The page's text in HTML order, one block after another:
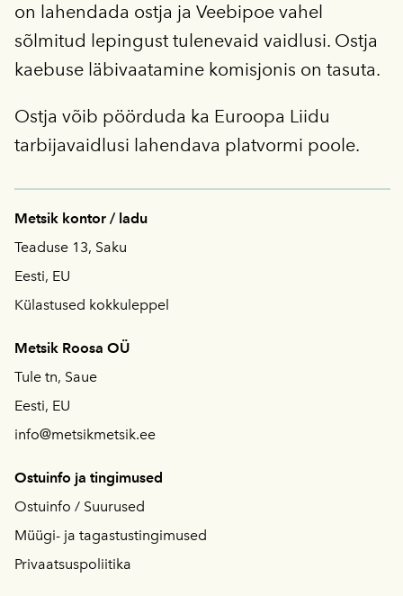
on lahendada ostja ja Veebipoe vahel
sõlmitud lepingust tulenevaid vaidlusi. Ostja
kaebuse läbivaatamine komisjonis on tasuta.
Ostja võib pöörduda ka Euroopa Liidu
tarbijavaidlusi lahendava platvormi poole.
Metsik kontor / ladu
Teaduse 13, Saku
Eesti, EU
Külastused kokkuleppel
Metsik Roosa OÜ
Tule tn, Saue
Eesti, EU
info@metsikmetsik.ee
Ostuinfo ja tingimused
Ostuinfo / Suurused
Müügi- ja tagastustingimused
Privaatsuspoliitika